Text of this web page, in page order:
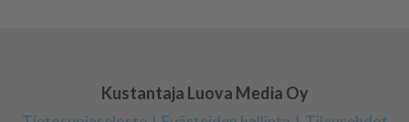
Kustantaja Luova Media Oy